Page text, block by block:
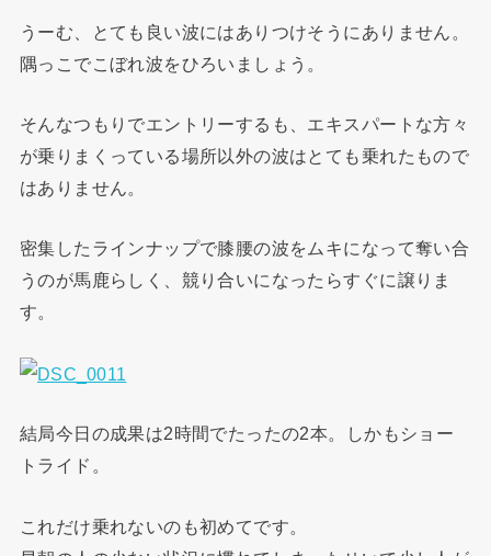
うーむ、とても良い波にはありつけそうにありません。
隅っこでこぼれ波をひろいましょう。
そんなつもりでエントリーするも、エキスパートな方々
が乗りまくっている場所以外の波はとても乗れたもので
はありません。
密集したラインナップで膝腰の波をムキになって奪い合
うのが馬鹿らしく、競り合いになったらすぐに譲りま
す。
結局今日の成果は2時間でたったの2本。しかもショー
トライド。
これだけ乗れないのも初めてです。